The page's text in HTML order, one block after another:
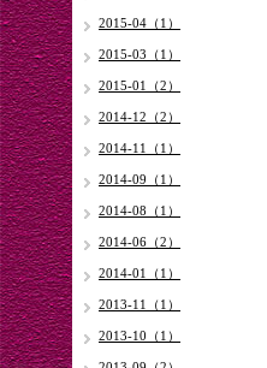
2015-04（1）
2015-03（1）
2015-01（2）
2014-12（2）
2014-11（1）
2014-09（1）
2014-08（1）
2014-06（2）
2014-01（1）
2013-11（1）
2013-10（1）